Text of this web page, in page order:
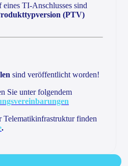
TI-Anschlusses sind
(PTV)
sind veröffentlicht worden!
Sie unter folgendem
finden
.